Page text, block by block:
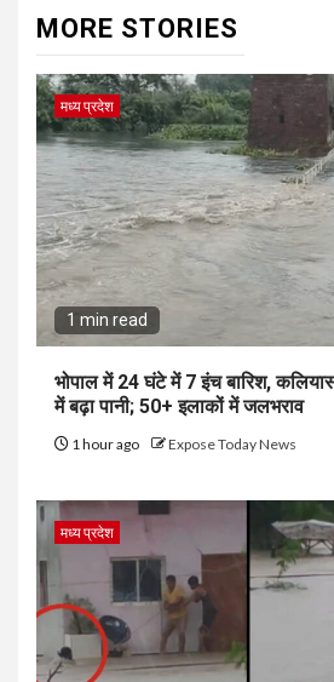
MORE STORIES
मध्य प्रदेश
1 min read
भोपाल में 24 घंटे में 7 इंच बारिश,
में बढ़ा पानी; 50+ इलाकों में जलभराव
1 hour ago Expose Today News
मध्य प्रदेश